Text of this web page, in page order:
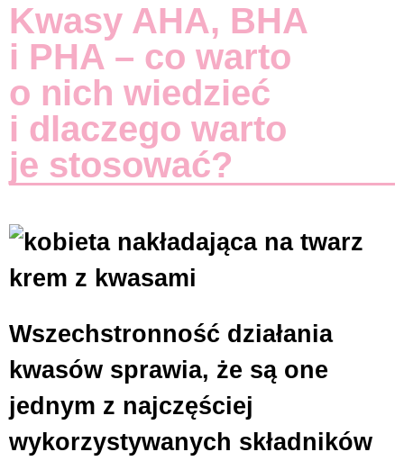
Kwasy AHA, BHA
i PHA – co warto
o nich wiedzieć
i dlaczego warto
je stosować?
Wszechstronność działania
kwasów sprawia, że są one
jednym z najczęściej
wykorzystywanych składników